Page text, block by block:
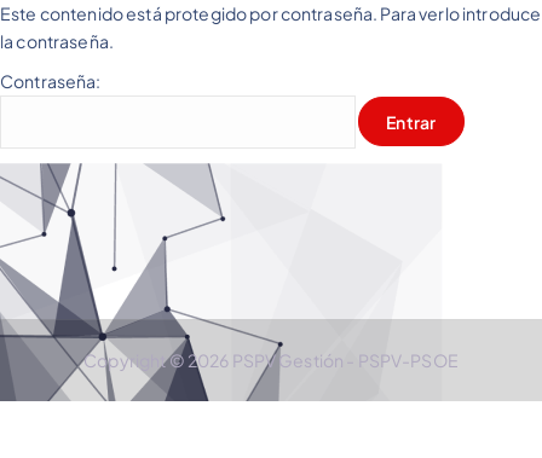
Este contenido está protegido por contraseña. Para verlo introduce
la contraseña.
Contraseña:
Copyright © 2026 PSPV Gestión - PSPV-PSOE